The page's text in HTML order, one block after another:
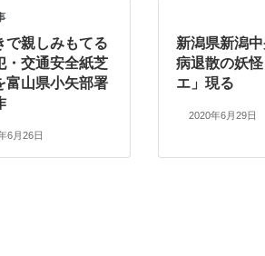
で親しみもてる
・交通安全紙芝
富山県小矢部署
6月26日
新潟県新潟
病退散の妖
エ」現る
2020年6月29日